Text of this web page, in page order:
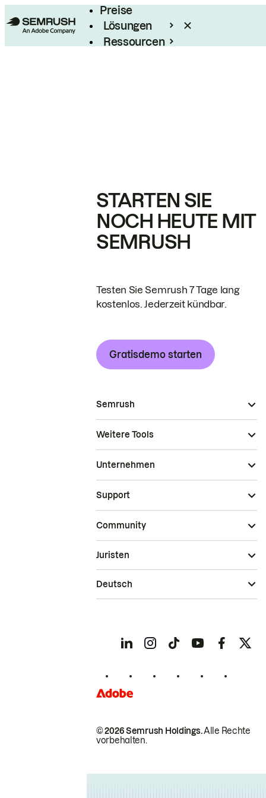
Preise
Lösungen
Ressourcen
STARTEN SIE
NOCH HEUTE MIT
SEMRUSH
Testen Sie Semrush 7 Tage lang
kostenlos. Jederzeit kündbar.
Gratisdemo starten
Semrush
Weitere Tools
Unternehmen
Support
Community
© 2026 Semrush Holdings.Alle Rechte
vorbehalten.
Juristen
Deutsch